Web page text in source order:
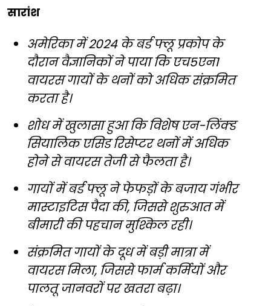
सारांश
अमेरिका में 2024 के बर्ड फ्लू प्रकोप के
दौरान वैज्ञानिकों ने पाया कि एच5एन1
वायरस गायों के थनों को अधिक संक्रमित
करता है।
शोध में खुलासा हुआ कि विशेष एन-लिंक्ड
सियालिक एसिड रिसेप्टर थनों में अधिक
होने से वायरस तेजी से फैलता है।
गायों में बर्ड फ्लू ने फेफड़ों के बजाय गंभीर
मास्टाइटिस पैदा की, जिससे शुरुआत में
बीमारी की पहचान मुश्किल रही।
संक्रमित गायों के दूध में बड़ी मात्रा में
वायरस मिला, जिससे फार्म कर्मियों और
पालतू जानवरों पर खतरा बढ़ा।